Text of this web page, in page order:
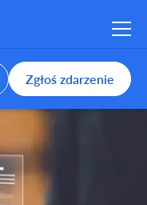
Zgłoś zdarzenie